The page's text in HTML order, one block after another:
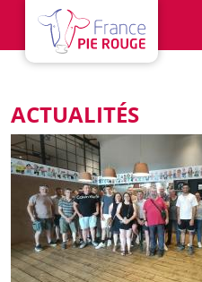
Aller au contenu principal
ACTUALITÉS